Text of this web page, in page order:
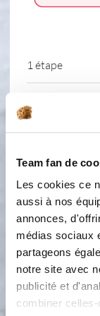
Team fan de
Les cookies ce
aussi à nos
annonces,
médias sociaux
partageons
notre site avec
publicité et
combiner
1 étape